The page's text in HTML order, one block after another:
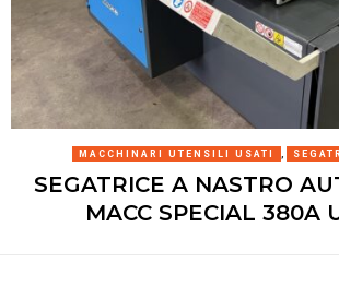
MACCHINARI UTENSILI USATI
SEGATRICE A NASTRO
MACC SPECIAL 380A